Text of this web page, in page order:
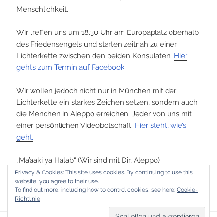
Menschlichkeit.
Wir treffen uns um 18.30 Uhr am Europaplatz oberhalb
des Friedensengels und starten zeitnah zu einer
Lichterkette zwischen den beiden Konsulaten. Hier
geht’s zum Termin auf Facebook
Wir wollen jedoch nicht nur in München mit der
Lichterkette ein starkes Zeichen setzen, sondern auch
die Menchen in Aleppo erreichen. Jeder von uns mit
einer persönlichen Videobotschaft. Hier steht, wie’s
geht.
„Ma’aaki ya Halab“ (Wir sind mit Dir, Aleppo)
#people4aleppo
Privacy & Cookies: This site uses cookies. By continuing to use this
website, you agree to their use.
To find out more, including how to control cookies, see here: Cookie-
Richtlinie